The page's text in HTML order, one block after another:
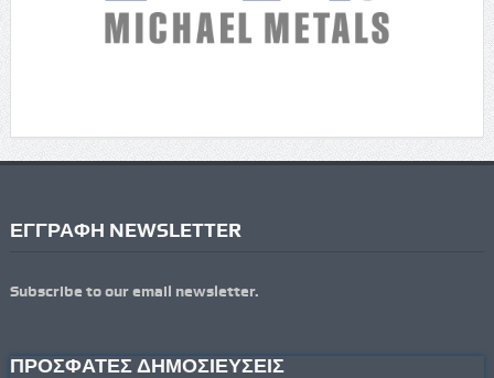
ΕΓΓΡΑΦΗ NEWSLETTER
Subscribe to our email newsletter.
ΠΡΟΣΦΑΤΕΣ ΔΗΜΟΣΙΕΥΣΕΙΣ